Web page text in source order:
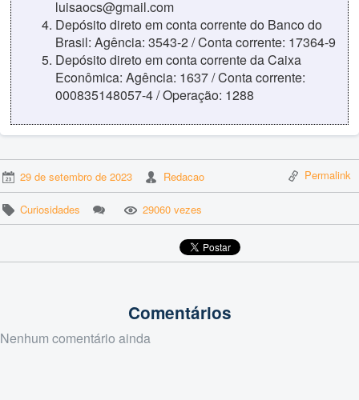
luisaocs@gmail.com
Depósito direto em conta corrente do Banco do
Brasil: Agência: 3543-2 / Conta corrente: 17364-9
Depósito direto em conta corrente da Caixa
Econômica: Agência: 1637 / Conta corrente:
000835148057-4 / Operação: 1288
29 de setembro de 2023 Redacao Permalink
Curiosidades 29060 vezes
Comentários
Nenhum comentário ainda